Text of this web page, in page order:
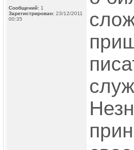
Сообщений: 1
Зарегистрирован: 23/12/2011
00:35